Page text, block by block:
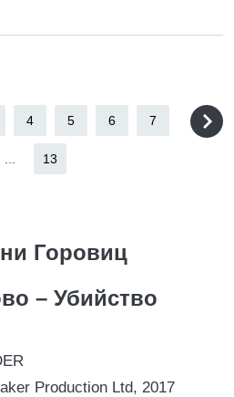
4 5 6 7
13
Горовиц
– Убийство
Production Ltd, 2017